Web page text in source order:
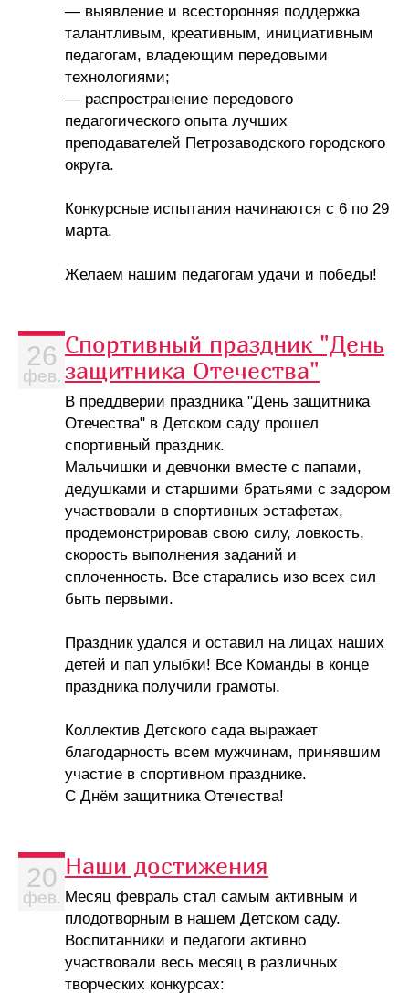
— выявление и всесторонняя поддержка
талантливым, креативным, инициативным
педагогам, владеющим передовыми
технологиями;
— распространение передового
педагогического опыта лучших
преподавателей Петрозаводского городского
округа.
Конкурсные испытания начинаются с 6 по 29
марта.
Желаем нашим педагогам удачи и победы!
26
фев.
Спортивный праздник "День
защитника Отечества"
В преддверии праздника "День защитника
Отечества" в Детском саду прошел
спортивный праздник.
Мальчишки и девчонки вместе с папами,
дедушками и старшими братьями с задором
участвовали в спортивных эстафетах,
продемонстрировав свою силу, ловкость,
скорость выполнения заданий и
сплоченность. Все старались изо всех сил
быть первыми.
Праздник удался и оставил на лицах наших
детей и пап улыбки! Все Команды в конце
праздника получили грамоты.
Коллектив Детского сада выражает
благодарность всем мужчинам, принявшим
участие в спортивном празднике.
С Днём защитника Отечества!
20
фев.
Наши достижения
Месяц февраль стал самым активным и
плодотворным в нашем Детском саду.
Воспитанники и педагоги активно
участвовали весь месяц в различных
творческих конкурсах: